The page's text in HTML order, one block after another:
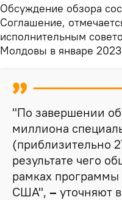
Обсуждение обзора
Соглашение,
исполнительным
Молдовы в январе 2023
"По завершении
миллиона
(приблизительно
результате чего
рамках программы
США", – уточняют